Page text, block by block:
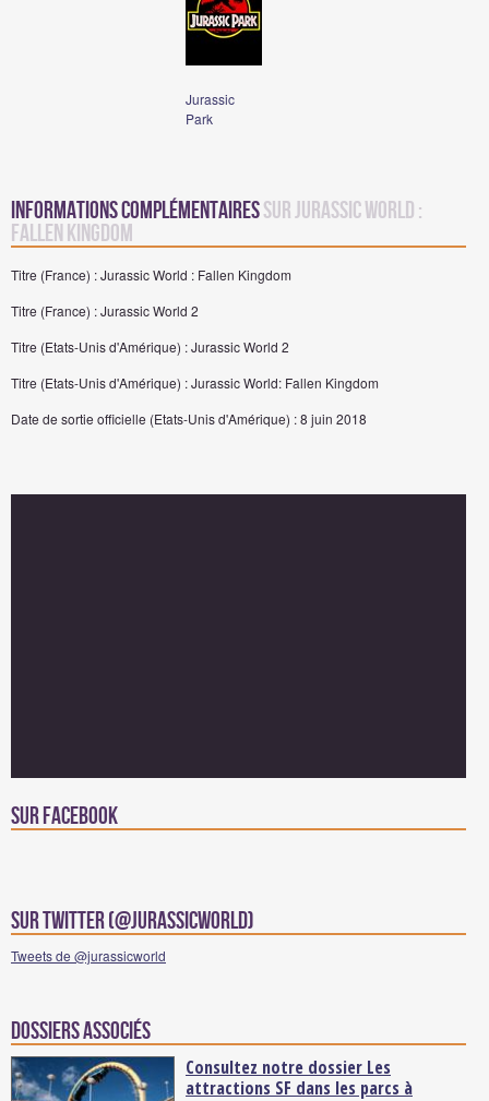
Jurassic
Park
Informations complémentairessur Jurassic World :
Fallen Kingdom
Titre (France) : Jurassic World : Fallen Kingdom
Titre (France) : Jurassic World 2
Titre (Etats-Unis d'Amérique) : Jurassic World 2
Titre (Etats-Unis d'Amérique) : Jurassic World: Fallen Kingdom
Date de sortie officielle (Etats-Unis d'Amérique) : 8 juin 2018
Sur facebook
Sur Twitter (@jurassicworld)
Tweets de @jurassicworld
Dossiers associés
Consultez notre dossier Les
attractions SF dans les parcs à